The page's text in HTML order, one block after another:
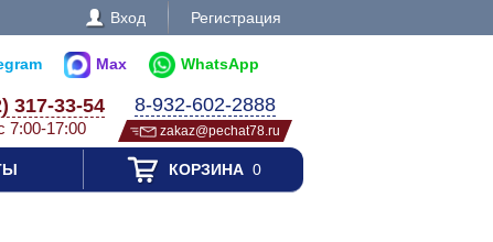
Вход Регистрация
Max WhatsApp
317-33-54
7:00-17:00
8-932-602-2888
zakaz@pechat78.ru
КОРЗИНА0